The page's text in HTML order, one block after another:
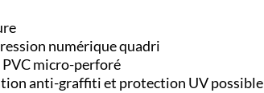
numérique quadri
micro-perforé
anti-graffiti et protection UV possible